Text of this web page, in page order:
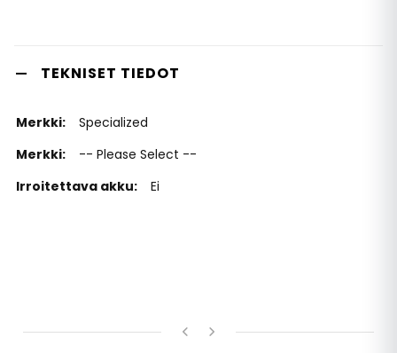
TEKNISET TIEDOT
Specialized
-- Please Select --
Ei